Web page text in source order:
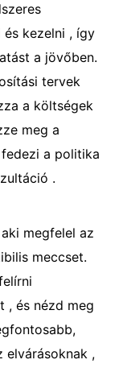
kezelni , így
a jövőben.
tervek
a költségek
meg a
a politika
.
megfelel az
meccset.
, és nézd meg
elvárásoknak ,